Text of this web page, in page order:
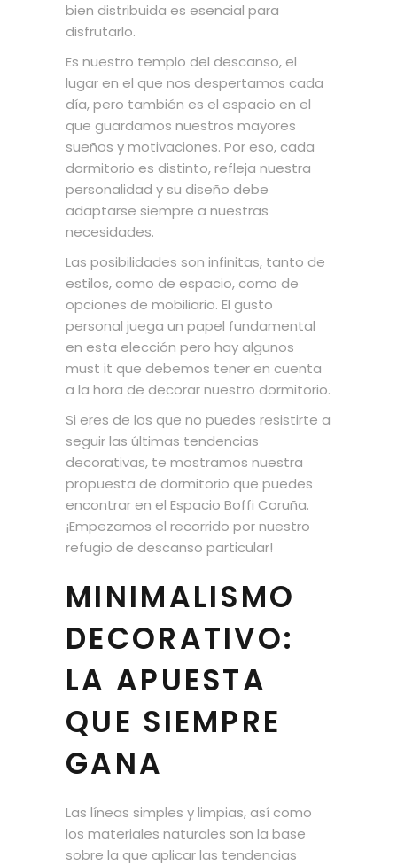
bien distribuida es esencial para
disfrutarlo.
Es nuestro templo del descanso, el
lugar en el que nos despertamos cada
día, pero también es el espacio en el
que guardamos nuestros mayores
sueños y motivaciones. Por eso, cada
dormitorio es distinto, refleja nuestra
personalidad y su diseño debe
adaptarse siempre a nuestras
necesidades.
Las posibilidades son infinitas, tanto de
estilos, como de espacio, como de
opciones de mobiliario. El gusto
personal juega un papel fundamental
en esta elección pero hay algunos
must it que debemos tener en cuenta
a la hora de decorar nuestro dormitorio.
Si eres de los que no puedes resistirte a
seguir las últimas tendencias
decorativas, te mostramos nuestra
propuesta de dormitorio que puedes
encontrar en el Espacio Boffi Coruña.
¡Empezamos el recorrido por nuestro
refugio de descanso particular!
MINIMALISMO
DECORATIVO:
LA APUESTA
QUE SIEMPRE
GANA
Las líneas simples y limpias, así como
los materiales naturales son la base
sobre la que aplicar las tendencias